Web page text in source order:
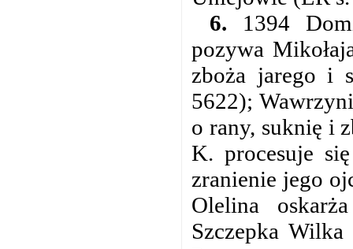
6. 1394
pozywa
zboża jarego i
5622);
o rany, suknię i
K. procesuje
zranienie jego
Olelina
Szczepka